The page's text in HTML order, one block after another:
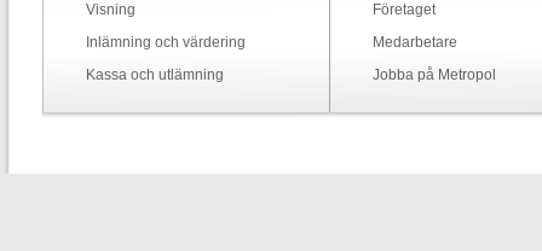
Visning
Inlämning och värdering
Kassa och utlämning
Företaget
Medarbetare
Jobba på Metropol